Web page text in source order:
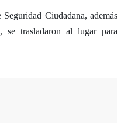
Ciudadana, además
se trasladaron al lugar para